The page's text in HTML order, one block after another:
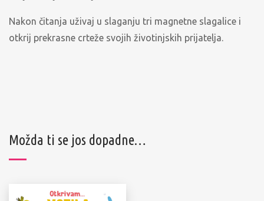
Nakon čitanja uživaj u slaganju tri magnetne slagalice i
otkrij prekrasne crteže svojih životinjskih prijatelja.
Možda ti se jos dopadne…